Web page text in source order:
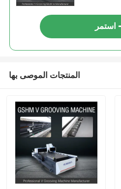
استمر
المنتجات الموصى بها